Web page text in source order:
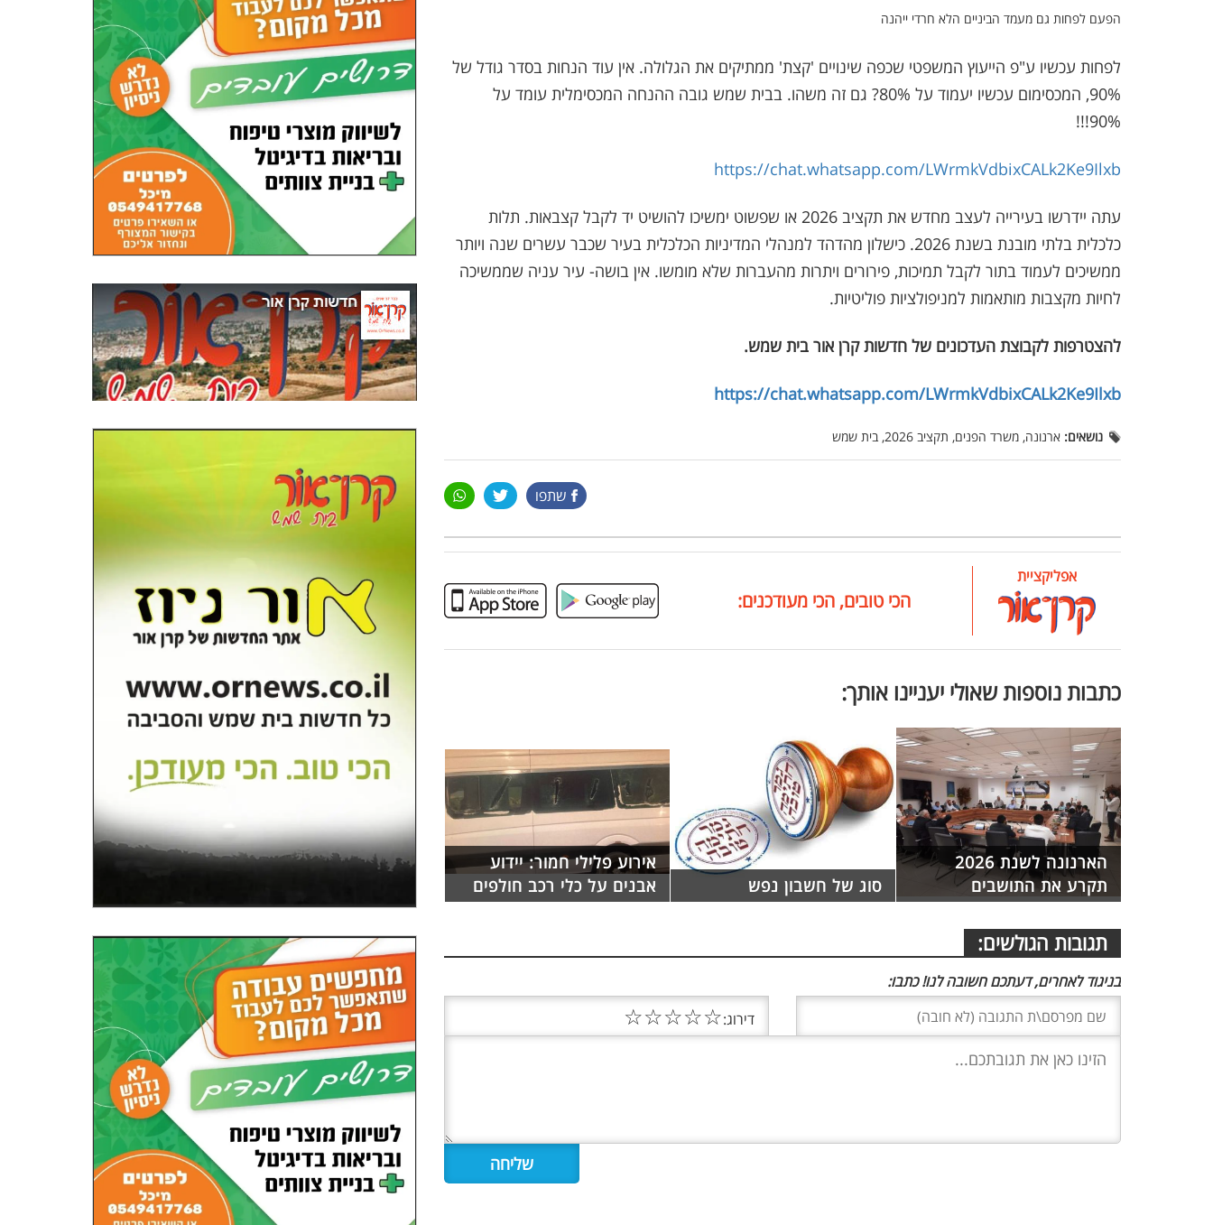
הפעם לפחות גם מעמד הביניים הלא חרדי ייהנה
לפחות עכשיו ע"פ הייעוץ המשפטי שכפה שינויים 'קצת' ממתיקים את הגלולה. אין עוד הנחות בסדר גודל של
90%, המכסימום עכשיו יעמוד על 80%? גם זה משהו. בבית שמש גובה ההנחה המכסימלית עומד על
90%!!!
https://chat.whatsapp.com/LWrmkVdbixCALk2Ke9Ilxb
עתה יידרשו בעירייה לעצב מחדש את תקציב 2026 או שפשוט ימשיכו להושיט יד לקבל קצבאות. תלות
כלכלית בלתי מובנת בשנת 2026. כישלון מהדהד למנהלי המדיניות הכלכלית בעיר שכבר עשרים שנה ויותר
ממשיכים לעמוד בתור לקבל תמיכות, פירורים ויתרות מהעברות שלא מומשו. אין בושה- עיר עניה שממשיכה
לחיות מקצבות מותאמות למניפולציות פוליטיות.
להצטרפות לקבוצת העדכונים של חדשות קרן אור בית שמש.
https://chat.whatsapp.com/LWrmkVdbixCALk2Ke9Ilxb
נושאים: ארנונה, משרד הפנים, תקציב 2026, בית שמש
שתפו
אפליקציית
הכי טובים, הכי מעודכנים:
כתבות נוספות שאולי יעניינו אותך:
הארנונה לשנת 2026
תקרע את התושבים
סוג של חשבון נפש
אירוע פלילי חמור: יידוע
אבנים על כלי רכב חולפים
תגובות הגולשים:
בניגוד לאחרים, דעתכם חשובה לנו! כתבו:
דירוג:☆
☆
☆
☆
☆